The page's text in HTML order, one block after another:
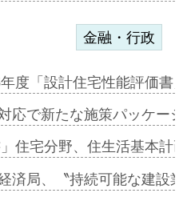
金融・行政
度「設計住宅性能評価
応で新たな施策パッケ
」住宅分野、住生活基本
済局、〝持続可能な建